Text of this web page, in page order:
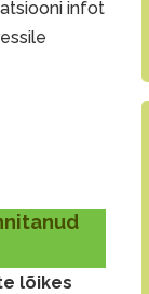
infot
lõikes